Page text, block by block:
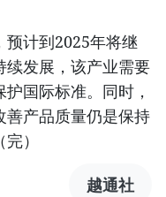
预计到2025年将继
续发展，该产业需要
国际标准。同时，
善产品质量仍是保持
）
越通社